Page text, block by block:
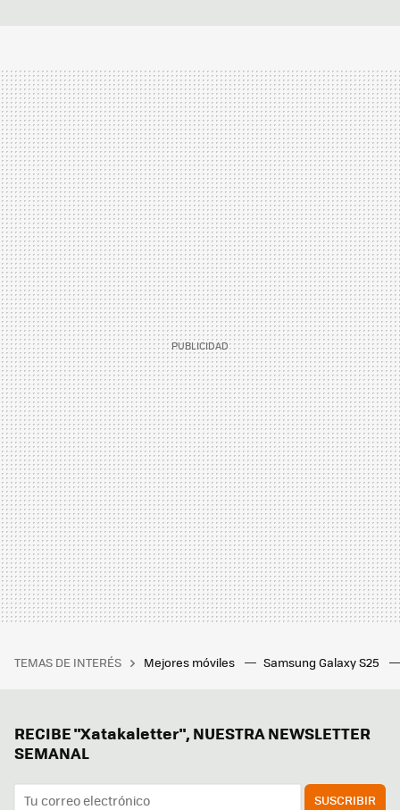
TEMAS DE INTERÉS Mejores móviles Samsung Galaxy S25
RECIBE "Xatakaletter", NUESTRA NEWSLETTER
SEMANAL
SUSCRIBIR